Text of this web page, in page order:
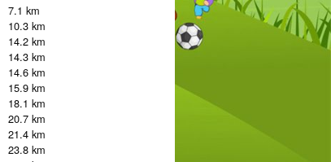
7.1 km
10.3 km
14.2 km
14.3 km
14.6 km
15.9 km
18.1 km
20.7 km
21.4 km
23.8 km